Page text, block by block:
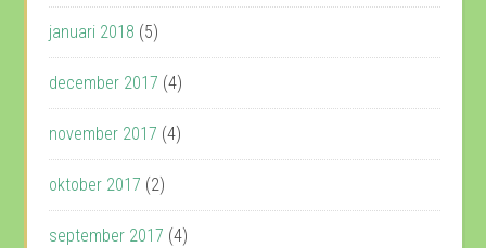
januari 2018 (5)
december 2017 (4)
november 2017 (4)
oktober 2017 (2)
september 2017 (4)